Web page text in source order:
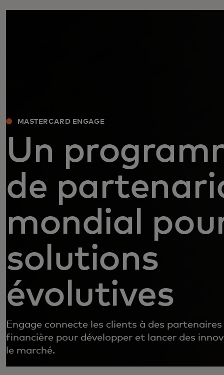
MASTERCARD ENGAGE
Un
de
mondial
solutions
évolutives
Engage connecte les clients à des
financière pour développer et lancer des
le marché.